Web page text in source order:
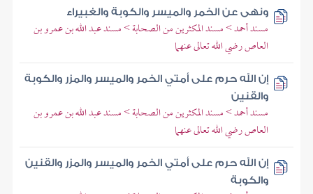
ونهى عن الخمر والميسر والكوبة والغبيراء
مسند أحمد > مسند المكثرين من الصحابة > مسند عبد الله بن عمرو بن
العاص رضي الله تعالى عنهما
إن الله حرم على أمتي الخمر والميسر والمزر والكوبة
والقنين
مسند أحمد > مسند المكثرين من الصحابة > مسند عبد الله بن عمرو بن
العاص رضي الله تعالى عنهما
إن الله حرم على أمتي الخمر والميسر والمزر والقنين
والكوبة